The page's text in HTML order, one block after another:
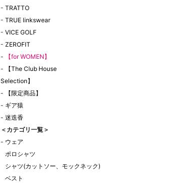
- TRATTO
- TRUE linkswear
- VICE GOLF
- ZEROFIT
-
【for WOMEN】
-
【The Club House
Selection】
-
【限定商品】
- ギア猿
- 迷迭香
＜カテゴリ一覧＞
- ウェア
ポロシャツ
シャツ(カットソー、モックネック)
ベスト